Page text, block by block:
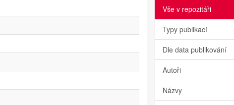
Vše v repozitáři
Typy publikací
Dle data publikování
Autoři
Názvy